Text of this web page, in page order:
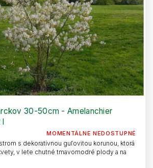
30-50cm - Amelanchier
l
MOMENTÁLNE NEDOSTUPNÉ
s dekoratívnou guľovitou korunou, ktorá
v lete chutné tmavomodré plody a na